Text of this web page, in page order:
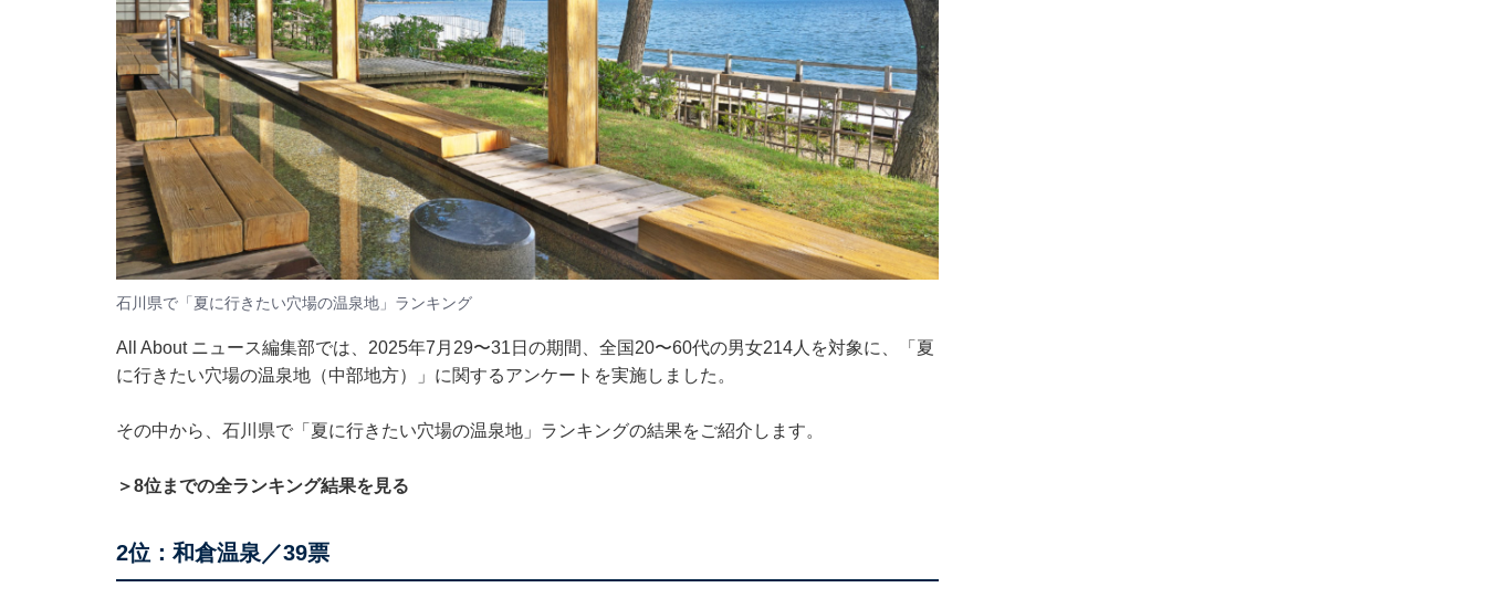
石川県で「夏に行きたい穴場の温泉地」ランキング
All About ニュース編集部では、2025年7月29〜31日の期間、全国20〜60代の男女214人を対象に、「夏
に行きたい穴場の温泉地（中部地方）」に関するアンケートを実施しました。
その中から、石川県で「夏に行きたい穴場の温泉地」ランキングの結果をご紹介します。
＞8位までの全ランキング結果を見る
2位：和倉温泉／39票